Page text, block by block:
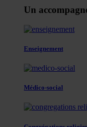
Un
Enseignement
Médico-social